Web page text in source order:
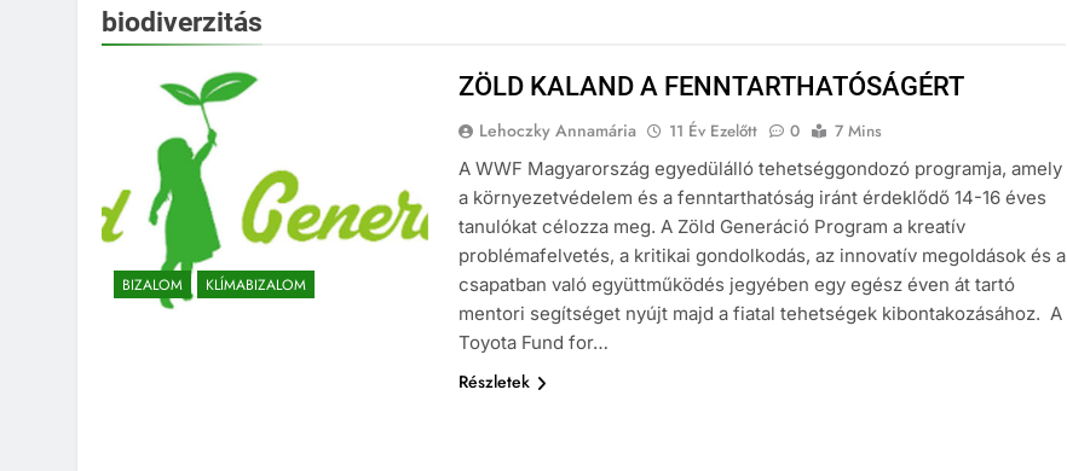
biodiverzitás
BIZALOM KLÍMABIZALOM
ZÖLD KALAND A FENNTARTHATÓSÁGÉRT
Lehoczky Annamária 11 Év Ezelőtt 0
7 Mins
A WWF Magyarország egyedülálló tehetséggondozó programja, amely
a környezetvédelem és a fenntarthatóság iránt érdeklődő 14-16 éves
tanulókat célozza meg. A Zöld Generáció Program a kreatív
problémafelvetés, a kritikai gondolkodás, az innovatív megoldások és a
csapatban való együttműködés jegyében egy egész éven át tartó
mentori segítséget nyújt majd a fiatal tehetségek kibontakozásához. A
Toyota Fund for…
Részletek